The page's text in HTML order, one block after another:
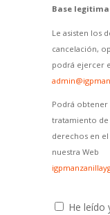
Base
Le asisten los
cancelación,
podrá ejercer
Podrá
tratamiento de
derechos en
nuestra Web
He leído